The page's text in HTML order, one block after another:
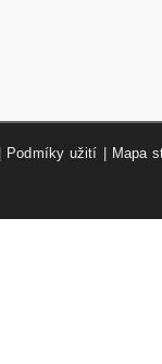
Podmíky užití Mapa